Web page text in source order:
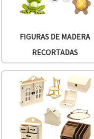
FIGURAS DE MADERA
RECORTADAS